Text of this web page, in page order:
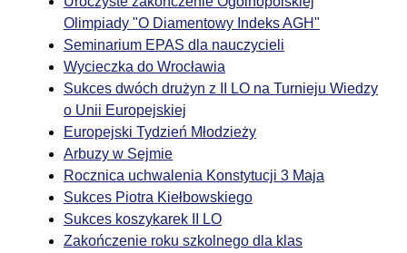
Olimpiady "O Diamentowy Indeks AGH"
Seminarium EPAS dla nauczycieli
Wycieczka do Wrocławia
Sukces dwóch drużyn z II LO na Turnieju Wiedzy
o Unii Europejskiej
Europejski Tydzień Młodzieży
Arbuzy w Sejmie
Rocznica uchwalenia Konstytucji 3 Maja
Sukces Piotra Kiełbowskiego
Sukces koszykarek II LO
Zakończenie roku szkolnego dla klas